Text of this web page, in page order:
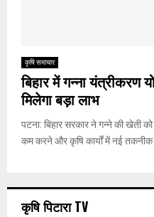
कृषि समाचार
बिहार में गन्ना यंत्रीकरण
मिलेगा बड़ा लाभ
पटना: बिहार सरकार ने गन्ने की खेती
कम करने और कृषि कार्यों में नई तकनीक
कृषि पिटारा TV